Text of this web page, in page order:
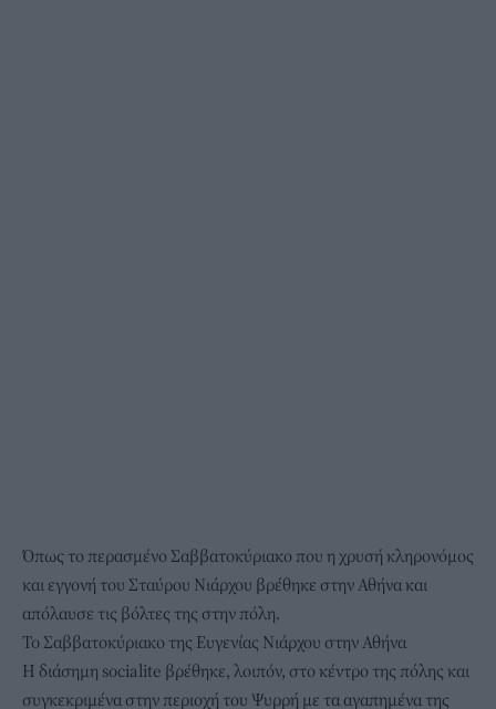
Όπως το περασμένο Σαββατοκύριακο που η χρυσή κληρονόμος
και εγγονή του Σταύρου Νιάρχου βρέθηκε στην Αθήνα και
απόλαυσε τις βόλτες της στην πόλη.
To Σαββατοκύριακο της Ευγενίας Νιάρχου στην Αθήνα
Η διάσημη socialite βρέθηκε, λοιπόν, στο κέντρο της πόλης και
συγκεκριμένα στην περιοχή του Ψυρρή με τα αγαπημένα της